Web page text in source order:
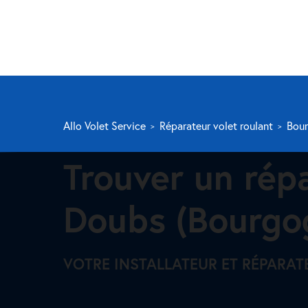
Allo Volet Service Réparateur volet roulant
Trouver un
Doubs
VOTRE INSTALLATEUR ET